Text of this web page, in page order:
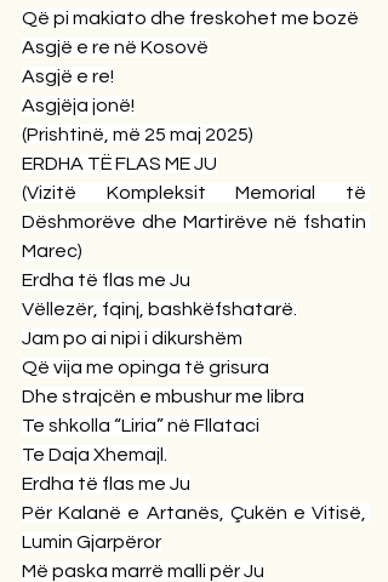
Që pi makiato dhe freskohet me bozë
Asgjë e re në Kosovë
Asgjë e re!
Asgjëja jonë!
(Prishtinë, më 25 maj 2025)
ERDHA TË FLAS ME JU
(Vizitë Kompleksit Memorial të
Dëshmorëve dhe Martirëve në fshatin
Marec)
Erdha të flas me Ju
Vëllezër, fqinj, bashkëfshatarë.
Jam po ai nipi i dikurshëm
Që vija me opinga të grisura
Dhe strajcën e mbushur me libra
Te shkolla “Liria” në Fllataci
Te Daja Xhemajl.
Erdha të flas me Ju
Për Kalanë e Artanës, Çukën e Vitisë,
Lumin Gjarpëror
Më paska marrë malli për Ju